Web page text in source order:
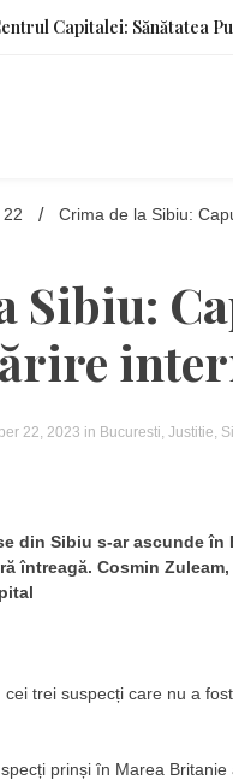
Capitalei: Sănătatea
22 Crima de la Sibiu:
Sibiu:
22, 2023 in Bucuresti, Justitie,
din Sibiu s-ar ascunde
întreagă. Cosmin
cei trei suspecți care nu a
prinși în Marea